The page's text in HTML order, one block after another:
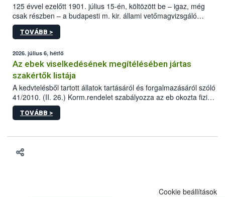
125 évvel ezelőtt 1901. július 15-én, költözött be – igaz, még
csak részben – a budapesti m. kir. állami vetőmagvizsgáló
állomás a Kis Rókus utca 15. szám alatti, Czigler Győző által
tervezett új épületébe.
TOVÁBB >
2026. július 6, hétfő
Az ebek viselkedésének megítélésében jártas
szakértők listája
A kedvtelésből tartott állatok tartásáról és forgalmazásáról szóló
41/2010. (II. 26.) Korm.rendelet szabályozza az eb okozta fizikai
sérülés, illetve ennek veszélye keletkezésekor felmerülő
hatósági feladatokat, valamint a veszélyes eb tartását és annak
vonni az ebek viselkedésének megítélésében jártas szakértőt.
TOVÁBB >
Cookie beállítások